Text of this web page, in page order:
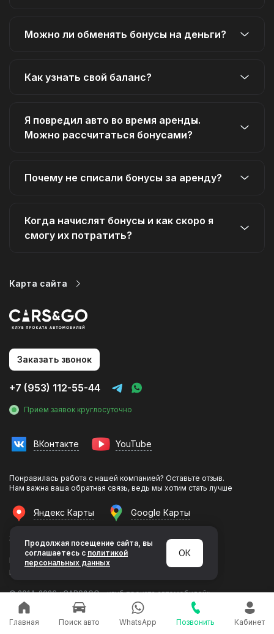
Главная Поиск авто WhatsApp Позвонить Кабинет
Можно ли обменять бонусы на деньги?
Как узнать свой баланс?
Я повредил авто во время аренды.
Можно рассчитаться бонусами?
Почему не списали бонусы за аренду?
Когда начислят бонусы и как скоро я
смогу их потратить?
Карта сайта
Автопарк
Цены
О компании
Контакты
Аренда с водителем
Инвестиции в прокат
Фотосессии с авто
Эконом
Бизнес
Премиум
Кабриолет
Заказать звонок
+7 (953) 112-55-44
Приём заявок круглосуточно
ВКонтакте YouTube
Понравилась работа с нашей компанией? Оставьте отзыв.
Нам важна ваша обратная связь, ведь мы хотим стать лучше
Яндекс Карты Google Карты
354340, г. Сочи, ул. Ленина, 156
Политика конфиденциальности
Разработка и продвижение LeadsUp
© 2014–2026 «CARS&GO - клуб проката автомобилей»
Продолжая посещение сайта, вы
соглашаетесь с политикой
персональных данных
ОК